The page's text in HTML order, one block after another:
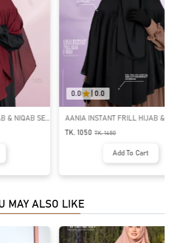
& NIQAB SET
0.0 0.0
AANIA INSTANT FRILL HIJAB &
| GT-1832
TK. 1050 TK.1450
Add To Cart
MAY ALSO LIKE